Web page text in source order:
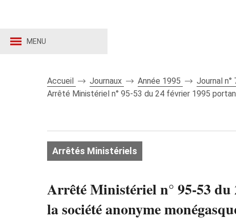
MENU
Accueil Journaux Année 1995
Journal n°
Arrêté Ministériel n° 95-53 du 24 février 1995
Arrêtés Ministériels
Arrêté Ministériel n° 95-53
la société anonyme